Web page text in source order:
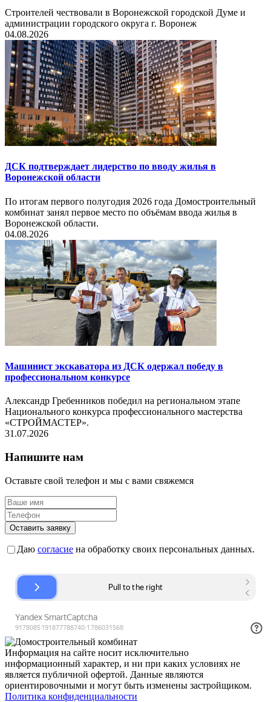
Строителей чествовали в Воронежской городской Думе и
администрации городского округа г. Воронеж
04.08.2026
ДСК подтверждает лидерство по вводу жилья в
Воронежской области
По итогам первого полугодия 2026 года Домостроительный
комбинат занял первое место по объёмам ввода жилья в
Воронежской области.
04.08.2026
Машинист экскаватора из ДСК одержал победу в
профессиональном конкурсе
Александр Гребенников победил на региональном этапе
Национального конкурса профессионального мастерства
«СТРОЙМАСТЕР».
31.07.2026
Напишите нам
Оставьте свой телефон и мы с вами свяжемся
Оставить заявку
Даю согласие на обработку своих персональных данных.
Информация на сайте носит исключительно
информационный характер, и ни при каких условиях не
является публичной офертой. Данные являются
ориентировочными и могут быть изменены застройщиком.
Политика конфиденциальности